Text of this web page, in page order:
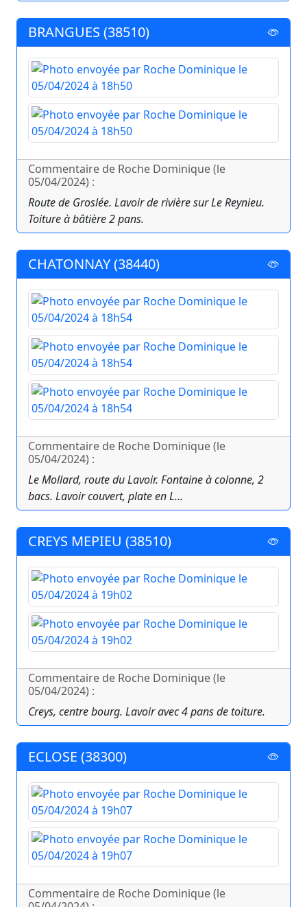
BRANGUES (38510)
Commentaire de Roche Dominique (le
05/04/2024) :
Route de Groslée. Lavoir de rivière sur Le Reynieu.
Toiture à bâtière 2 pans.
CHATONNAY (38440)
Commentaire de Roche Dominique (le
05/04/2024) :
Le Mollard, route du Lavoir. Fontaine à colonne, 2
bacs. Lavoir couvert, plate en L...
CREYS MEPIEU (38510)
Commentaire de Roche Dominique (le
05/04/2024) :
Creys, centre bourg. Lavoir avec 4 pans de toiture.
ECLOSE (38300)
Commentaire de Roche Dominique (le